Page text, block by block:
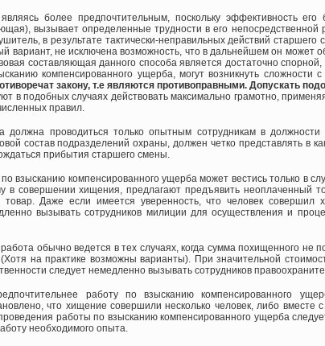
более предпочтительным, поскольку эффективность
вызывает определенные трудности в его
в результате тактически-неправильных действий
вариант, не исключена возможность, что в дальнейшем он может
составляющая данного способа является достаточно
компенсированного ущерба, могут возникнуть сложности с
закону, т.е являются противоправными. Допускать
в подобных случаях действовать максимально грамотно,
правил.
должна проводиться только опытным сотрудникам в
состав подразделений охраны, должен четко представлять в
прибытия старшего смены.
взысканию компенсированного ущерба может вестись только в
в совершении хищения, предлагают предъявить неоплаченный
Даже если имеется уверенность, что человек
вызывать сотрудников милиции для осуществления и
обычно ведется в тех случаях, когда сумма похищенного не
(Хотя на практике возможны варианты). При значительной
следует немедленно вызывать сотрудников
работу по взысканию компенсированного
что хищение совершили несколько человек, либо
работы по взысканию компенсированного ущерба
необходимого опыта.